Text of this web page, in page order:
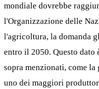
mondiale dovrebbe
l'Organizzazione delle
l'agricoltura, la domanda
entro il 2050. Questo
sopra menzionati, come
uno dei maggiori